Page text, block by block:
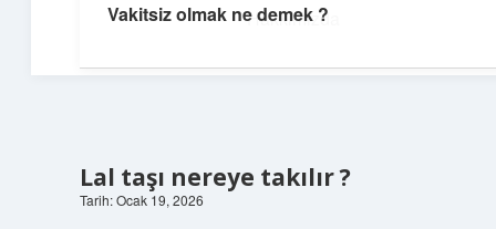
Hakkımızda
Lal taşı nereye takılır ?
Tarih: Ocak 19, 2026
Vakitsiz olmak ne demek ?